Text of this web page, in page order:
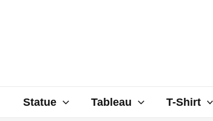
Statue Tableau T-Shirt